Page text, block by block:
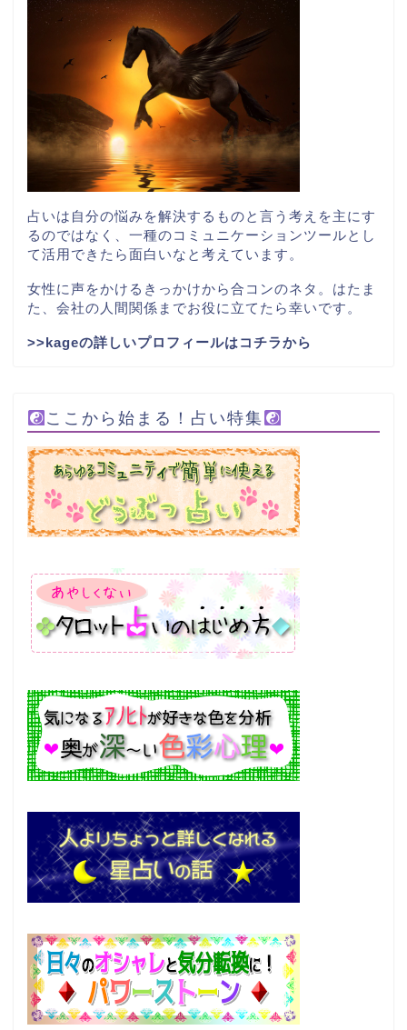
占いは自分の悩みを解決するものと言う考えを主にす
るのではなく、一種のコミュニケーションツールとし
て活用できたら面白いなと考えています。
女性に声をかけるきっかけから合コンのネタ。はたま
た、会社の人間関係までお役に立てたら幸いです。
>>kageの詳しいプロフィールはコチラから
ここから始まる！占い特集